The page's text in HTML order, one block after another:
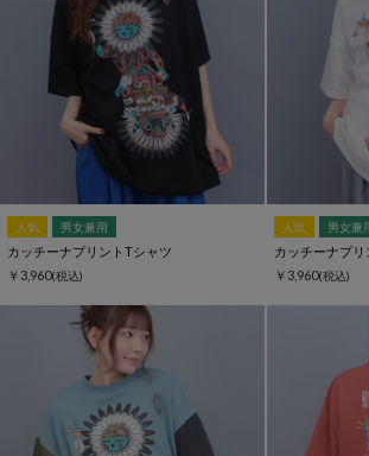
人気 男女兼用
カッチーナプリントTシャツ
￥3,960(税込)
人気 男女兼
カッチーナプ
￥3,960(税込)